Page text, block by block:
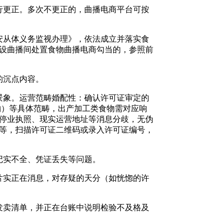
正。多次不更正的，曲播电商平台可按
体义务监视办理》，依法成立并落实食
曲播间处置食物曲播电商勾当的，参照前
点内容。
。运营范畴婚配性：确认许可证审定的
等具体范畴，出产加工类食物需对应响
业执照、现实运营地址等消息分歧，无伪
扫描许可证二维码或录入许可证编号，
不全、凭证丢失等问题。
正在消息，对存疑的天分（如恍惚的许
清单，并正在台账中说明检验不及格及